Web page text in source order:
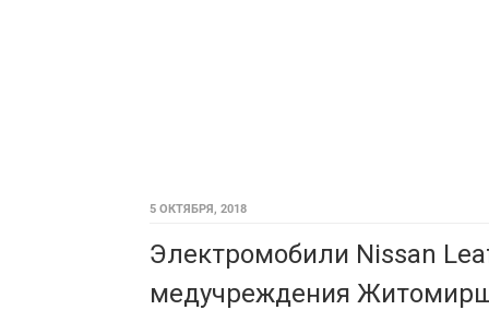
5 ОКТЯБРЯ, 2018
Электромобили Nissan
медучреждения